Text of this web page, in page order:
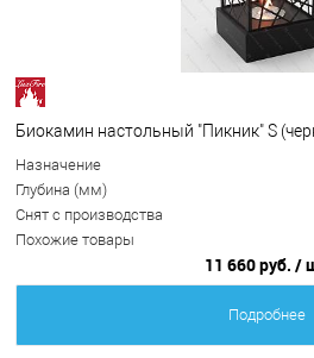
Биокамин настольный "Пикник" S
Назначение
Глубина (мм)
Снят с производства
Похожие товары
11 660 руб. /
Подробнее